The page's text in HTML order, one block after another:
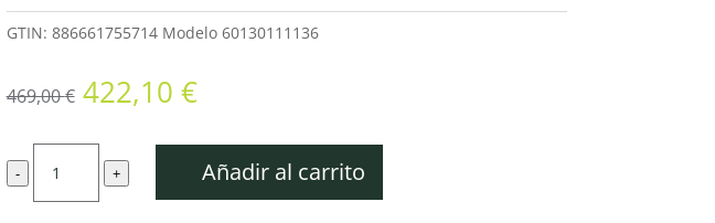
GTIN: 886661755714 Modelo 60130111136
469,00€ El
precio
original
era:
469,00 €.
422,10 €El
actual
es:
422,10 €.
-
Biotrituradora
eléctrica
+ Añadir al carrito